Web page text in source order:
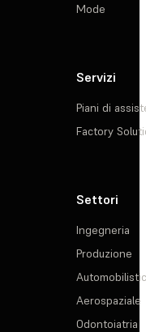
Mode
Servizi
Piani di
Factory
Settori
Ingegneria
Produzione
Aerospaziale
Odontoiatria